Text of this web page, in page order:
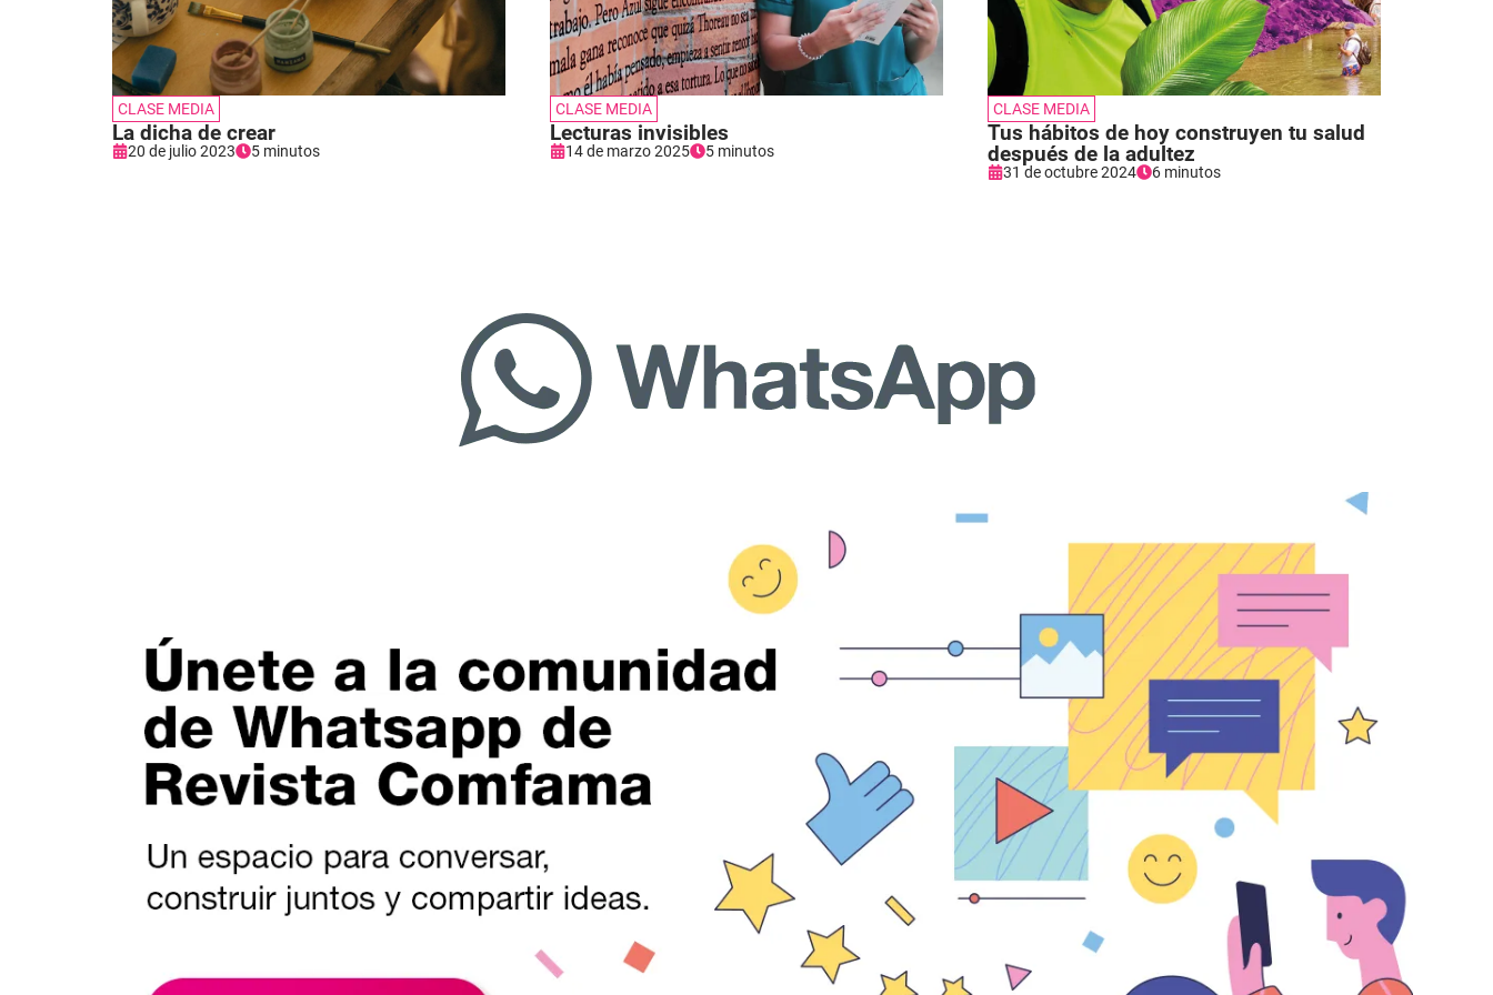
CLASE MEDIA
La dicha de crear
20 de julio 2023 5 minutos
CLASE MEDIA
Lecturas invisibles
14 de marzo 2025 5 minutos
CLASE MEDIA
Tus hábitos de hoy construyen tu salud
después de la adultez
31 de octubre 2024 6 minutos